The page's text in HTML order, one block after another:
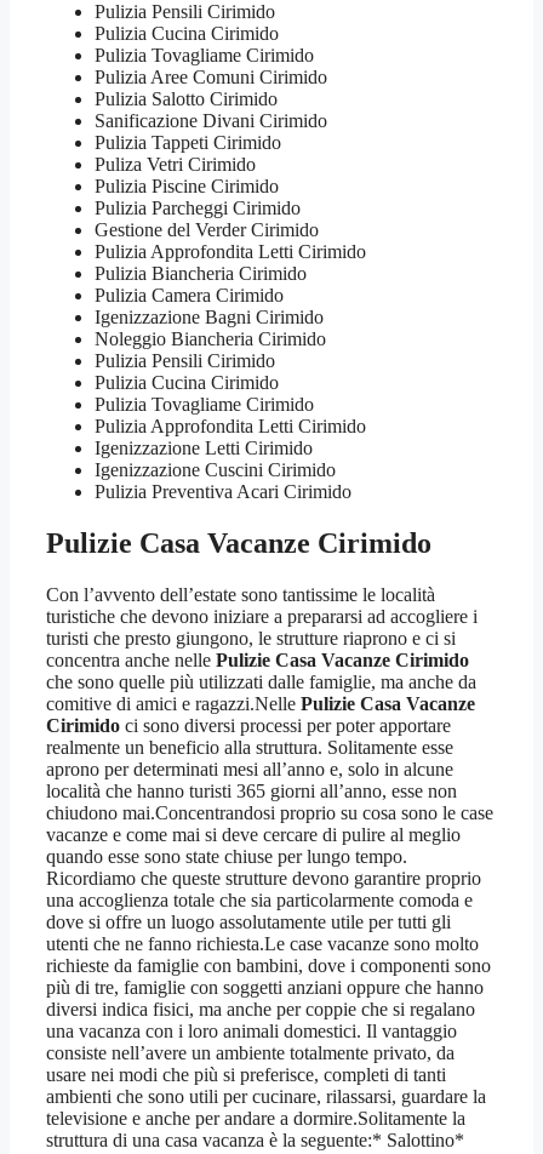
Pulizia Pensili Cirimido
Pulizia Cucina Cirimido
Pulizia Tovagliame Cirimido
Pulizia Aree Comuni Cirimido
Pulizia Salotto Cirimido
Sanificazione Divani Cirimido
Pulizia Tappeti Cirimido
Puliza Vetri Cirimido
Pulizia Piscine Cirimido
Pulizia Parcheggi Cirimido
Gestione del Verder Cirimido
Pulizia Approfondita Letti Cirimido
Pulizia Biancheria Cirimido
Pulizia Camera Cirimido
Igenizzazione Bagni Cirimido
Noleggio Biancheria Cirimido
Pulizia Pensili Cirimido
Pulizia Cucina Cirimido
Pulizia Tovagliame Cirimido
Pulizia Approfondita Letti Cirimido
Igenizzazione Letti Cirimido
Igenizzazione Cuscini Cirimido
Pulizia Preventiva Acari Cirimido
Pulizie Casa Vacanze Cirimido
Con l’avvento dell’estate sono tantissime le località
turistiche che devono iniziare a prepararsi ad accogliere i
turisti che presto giungono, le strutture riaprono e ci si
concentra anche nelle Pulizie Casa Vacanze Cirimido
che sono quelle più utilizzati dalle famiglie, ma anche da
comitive di amici e ragazzi.Nelle Pulizie Casa Vacanze
Cirimido ci sono diversi processi per poter apportare
realmente un beneficio alla struttura. Solitamente esse
aprono per determinati mesi all’anno e, solo in alcune
località che hanno turisti 365 giorni all’anno, esse non
chiudono mai.Concentrandosi proprio su cosa sono le case
vacanze e come mai si deve cercare di pulire al meglio
quando esse sono state chiuse per lungo tempo.
Ricordiamo che queste strutture devono garantire proprio
una accoglienza totale che sia particolarmente comoda e
dove si offre un luogo assolutamente utile per tutti gli
utenti che ne fanno richiesta.Le case vacanze sono molto
richieste da famiglie con bambini, dove i componenti sono
più di tre, famiglie con soggetti anziani oppure che hanno
diversi indica fisici, ma anche per coppie che si regalano
una vacanza con i loro animali domestici. Il vantaggio
consiste nell’avere un ambiente totalmente privato, da
usare nei modi che più si preferisce, completi di tanti
ambienti che sono utili per cucinare, rilassarsi, guardare la
televisione e anche per andare a dormire.Solitamente la
struttura di una casa vacanza è la seguente:* Salottino*